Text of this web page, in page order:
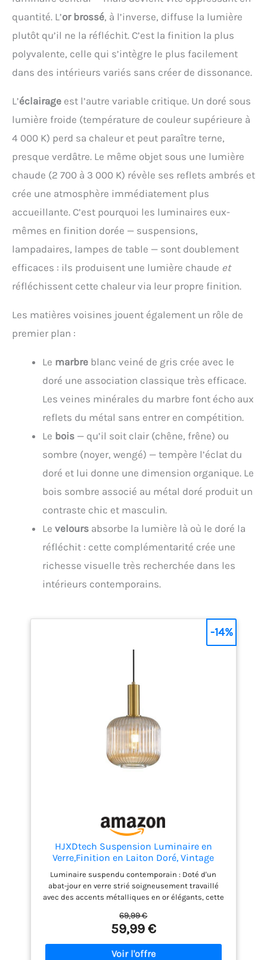
quantité. L’or brossé, à l’inverse, diffuse la lumière
plutôt qu’il ne la réfléchit. C’est la finition la plus
polyvalente, celle qui s’intègre le plus facilement
dans des intérieurs variés sans créer de dissonance.
L’éclairage est l’autre variable critique. Un doré sous
lumière froide (température de couleur supérieure à
4 000 K) perd sa chaleur et peut paraître terne,
presque verdâtre. Le même objet sous une lumière
chaude (2 700 à 3 000 K) révèle ses reflets ambrés et
crée une atmosphère immédiatement plus
accueillante. C’est pourquoi les luminaires eux-
mêmes en finition dorée — suspensions,
lampadaires, lampes de table — sont doublement
efficaces : ils produisent une lumière chaude et
réfléchissent cette chaleur via leur propre finition.
Les matières voisines jouent également un rôle de
premier plan :
Le marbre blanc veiné de gris crée avec le
doré une association classique très efficace.
Les veines minérales du marbre font écho aux
reflets du métal sans entrer en compétition.
Le bois — qu’il soit clair (chêne, frêne) ou
sombre (noyer, wengé) — tempère l’éclat du
doré et lui donne une dimension organique. Le
bois sombre associé au métal doré produit un
contraste chic et masculin.
Le velours absorbe la lumière là où le doré la
réfléchit : cette complémentarité crée une
richesse visuelle très recherchée dans les
intérieurs contemporains.
HJXDtech Suspension Luminaire en
Verre,Finition en Laiton Doré, Vintage
Lustre Suspendu Intérieur, Lampe
Suspendue pour Salle à Manger Cuisine
Salon Chambre & Cuisine (Ambré, 20CM)
Luminaire suspendu contemporain : Doté d'un
abat-jour en verre strié soigneusement travaillé
avec des accents métalliques en or élégants, cette
moderne à tout espace. Dimension: diamètre de
l'abat-jour 20cm, hauteur 18cm, support en laiton
12cm, longueur de câble 120cm. Hauteur de
suspension ajustable : Un câble de suspension
69,99 €
59,99 €
-14%